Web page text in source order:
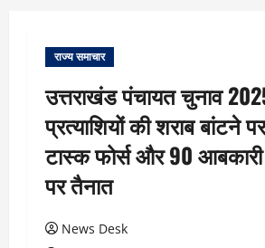
राज्य समाचार
उत्तराखंड पंचायत चुनाव
प्रत्याशियों की शराब बांटने
टास्क फोर्स और 90 आबकारी
पर तैनात
News Desk